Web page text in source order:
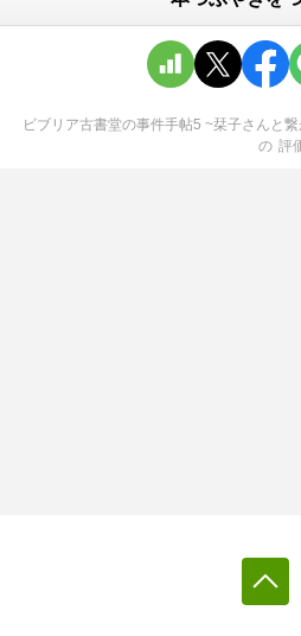
ビブリア古書堂の事件手帖5 ~栞子さんと
の 評